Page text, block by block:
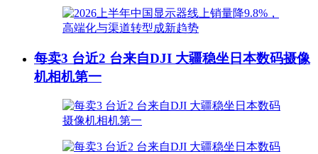
每卖3 台近2 台来自DJI 大疆稳坐日本数码摄像
机相机第一